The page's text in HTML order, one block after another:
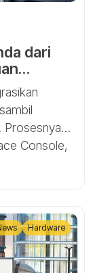
dari
Prosesnya
Console,
Hardware